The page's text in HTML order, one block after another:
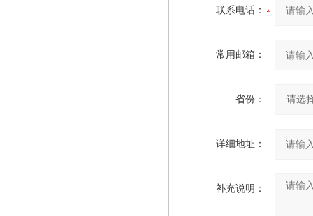
联系电话：
常用邮箱：
省份：
详细地址：
补充说明：